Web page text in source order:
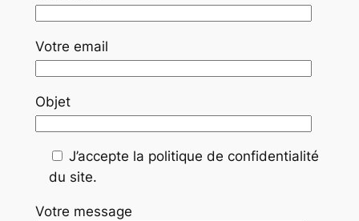
Votre email
Objet
J’accepte la politique de confidentialité
du site.
Votre message